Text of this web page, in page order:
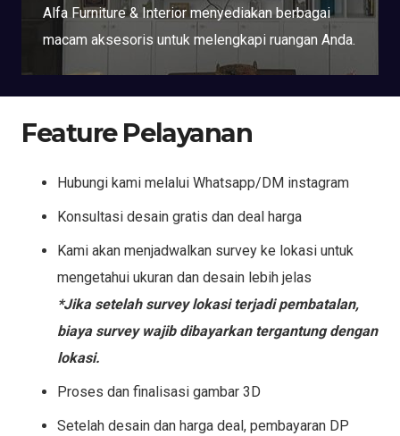
Alfa Furniture & Interior menyediakan berbagai
macam aksesoris untuk melengkapi ruangan Anda.
Feature Pelayanan
Hubungi kami melalui Whatsapp/DM instagram
Konsultasi desain gratis dan deal harga
Kami akan menjadwalkan survey ke lokasi untuk
mengetahui ukuran dan desain lebih jelas
*Jika setelah survey lokasi terjadi pembatalan,
biaya survey wajib dibayarkan tergantung dengan
lokasi.
Proses dan finalisasi gambar 3D
Setelah desain dan harga deal, pembayaran DP